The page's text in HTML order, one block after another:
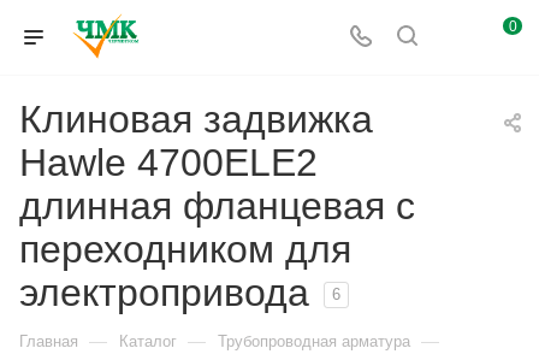
0
Клиновая задвижка
Hawle 4700ELE2
длинная фланцевая с
переходником для
электропривода
6
Главная — Каталог — Трубопроводная арматура —